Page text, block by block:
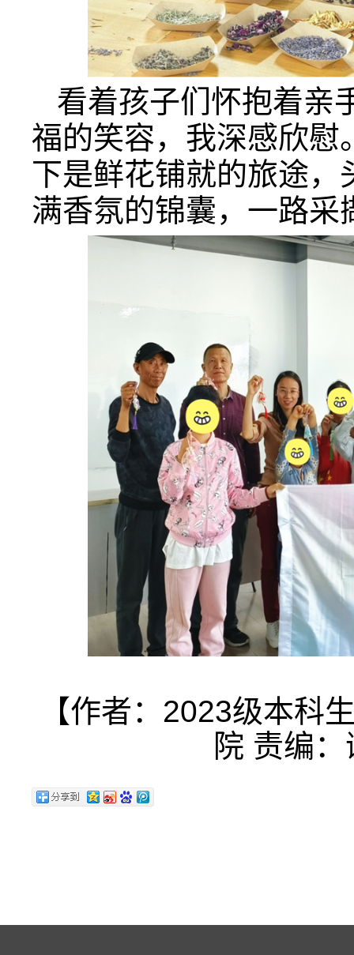
看着孩子们怀抱着亲
福的笑容，我深感欣慰
下是鲜花铺就的旅途
满香氛的锦囊，一路
【作者：2023级本科
院 责编